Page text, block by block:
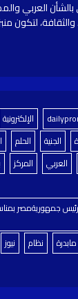
بالشأن العربي
والثقافة، لتكون
الإلكترونية
الجنية الحلم
العربي المركز
جمهوريةمصر
مابدرة نظام نيوز